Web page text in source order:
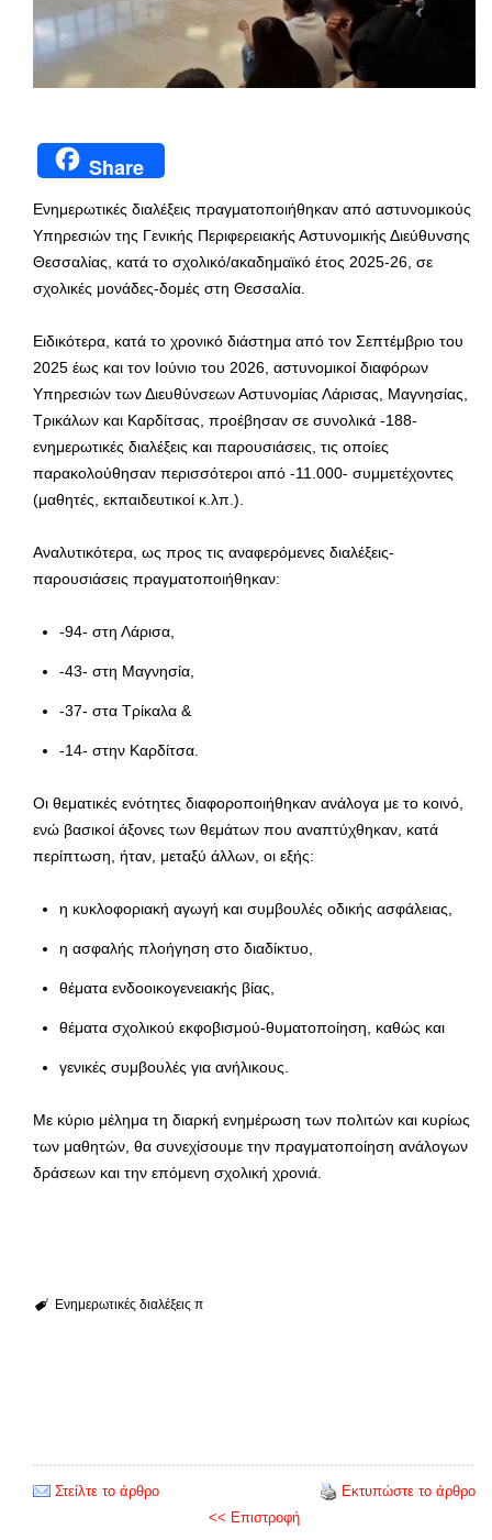
Share
Ενημερωτικές διαλέξεις πραγματοποιήθηκαν από αστυνομικούς
Υπηρεσιών της Γενικής Περιφερειακής Αστυνομικής Διεύθυνσης
Θεσσαλίας, κατά το σχολικό/ακαδημαϊκό έτος 2025-26, σε
σχολικές μονάδες-δομές στη Θεσσαλία.
Ειδικότερα, κατά το χρονικό διάστημα από τον Σεπτέμβριο του
2025 έως και τον Ιούνιο του 2026, αστυνομικοί διαφόρων
Υπηρεσιών των Διευθύνσεων Αστυνομίας Λάρισας, Μαγνησίας,
Τρικάλων και Καρδίτσας, προέβησαν σε συνολικά -188-
ενημερωτικές διαλέξεις και παρουσιάσεις, τις οποίες
παρακολούθησαν περισσότεροι από -11.000- συμμετέχοντες
(μαθητές, εκπαιδευτικοί κ.λπ.).
Αναλυτικότερα, ως προς τις αναφερόμενες διαλέξεις-
παρουσιάσεις πραγματοποιήθηκαν:
-94- στη Λάρισα,
-43- στη Μαγνησία,
-37- στα Τρίκαλα &
-14- στην Καρδίτσα.
Οι θεματικές ενότητες διαφοροποιήθηκαν ανάλογα με το κοινό,
ενώ βασικοί άξονες των θεμάτων που αναπτύχθηκαν, κατά
περίπτωση, ήταν, μεταξύ άλλων, οι εξής:
η κυκλοφοριακή αγωγή και συμβουλές οδικής ασφάλειας,
η ασφαλής πλοήγηση στο διαδίκτυο,
θέματα ενδοοικογενειακής βίας,
θέματα σχολικού εκφοβισμού-θυματοποίηση, καθώς και
γενικές συμβουλές για ανήλικους.
Με κύριο μέλημα τη διαρκή ενημέρωση των πολιτών και κυρίως
των μαθητών, θα συνεχίσουμε την πραγματοποίηση ανάλογων
δράσεων και την επόμενη σχολική χρονιά.
Ενημερωτικές διαλέξεις π
Στείλτε το άρθρο
Εκτυπώστε το άρθρο
<< Επιστροφή